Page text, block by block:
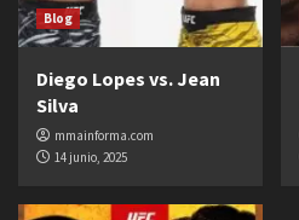
Blog
Diego Lopes vs. Jean
Silva
mmainforma.com
14 junio, 2025